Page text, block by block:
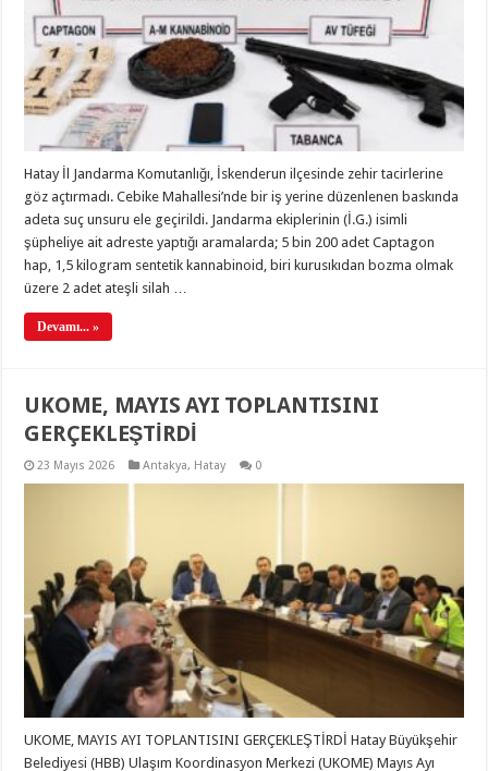
Hatay İl Jandarma Komutanlığı, İskenderun ilçesinde zehir tacirlerine
göz açtırmadı. Cebike Mahallesi’nde bir iş yerine düzenlenen baskında
adeta suç unsuru ele geçirildi. Jandarma ekiplerinin (İ.G.) isimli
şüpheliye ait adreste yaptığı aramalarda; 5 bin 200 adet Captagon
hap, 1,5 kilogram sentetik kannabinoid, biri kurusıkıdan bozma olmak
üzere 2 adet ateşli silah …
Devamı... »
UKOME, MAYIS AYI TOPLANTISINI
GERÇEKLEŞTİRDİ
23 Mayıs 2026 Antakya, Hatay 0
UKOME, MAYIS AYI TOPLANTISINI GERÇEKLEŞTİRDİ Hatay Büyükşehir
Belediyesi (HBB) Ulaşım Koordinasyon Merkezi (UKOME) Mayıs Ayı